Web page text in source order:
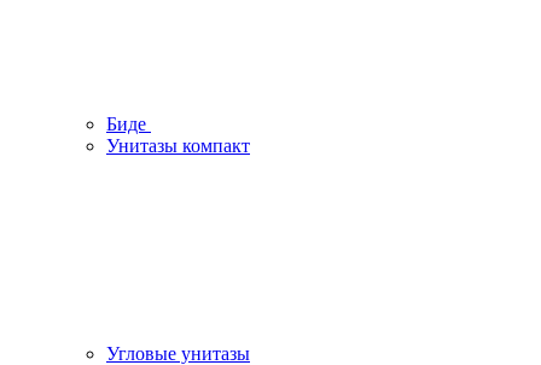
Биде
Унитазы компакт
Угловые унитазы